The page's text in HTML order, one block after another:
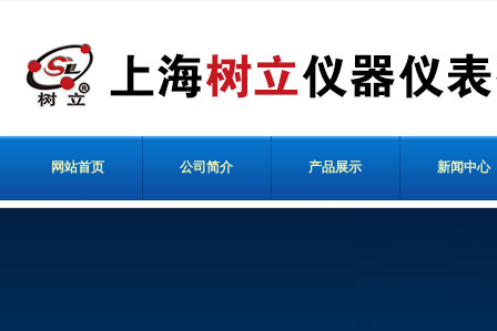
网站首页 公司简介 产品展示 新闻中心